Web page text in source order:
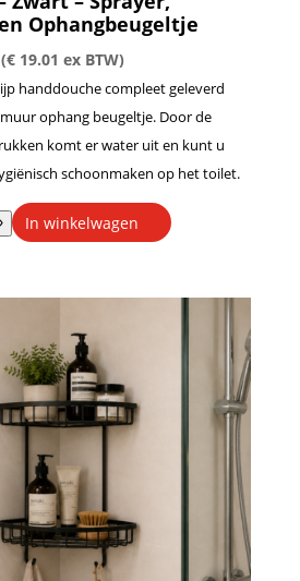
Ophangbeugeltje
€19.01 ex BTW)
handdouche compleet geleverd
ophang beugeltje. Door de
komt er water uit en kunt u
schoonmaken op het toilet.
In winkelwagen